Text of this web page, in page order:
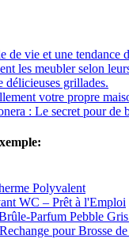
de vie et une tendance
les meubler selon
délicieuses grillades.
votre propre
: Le secret pour de
Polyvalent
WC – Prêt à l'Emploi
Parfum Pebble
pour Brosse